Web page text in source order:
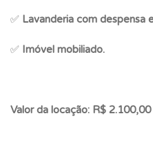
✅ Lavanderia com despensa
✅ Imóvel mobiliado.
Valor da locação: R$ 2.100,00